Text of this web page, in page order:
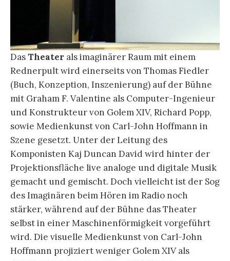
DasTheater als imaginärer Raum mit einem
Rednerpult wird einerseits von Thomas Fiedler
(Buch, Konzeption, Inszenierung) auf der Bühne
mit Graham F. Valentine als Computer-Ingenieur
und Konstrukteur von Golem XIV, Richard Popp,
sowie Medienkunst von Carl-John Hoffmann in
Szene gesetzt. Unter der Leitung des
Komponisten Kaj Duncan David wird hinter der
Projektionsfläche live analoge und digitale Musik
gemacht und gemischt. Doch vielleicht ist der Sog
des Imaginären beim Hören im Radio noch
stärker, während auf der Bühne das Theater
selbst in einer Maschinenförmigkeit vorgeführt
wird. Die visuelle Medienkunst von Carl-John
Hoffmann projiziert weniger Golem XIV als